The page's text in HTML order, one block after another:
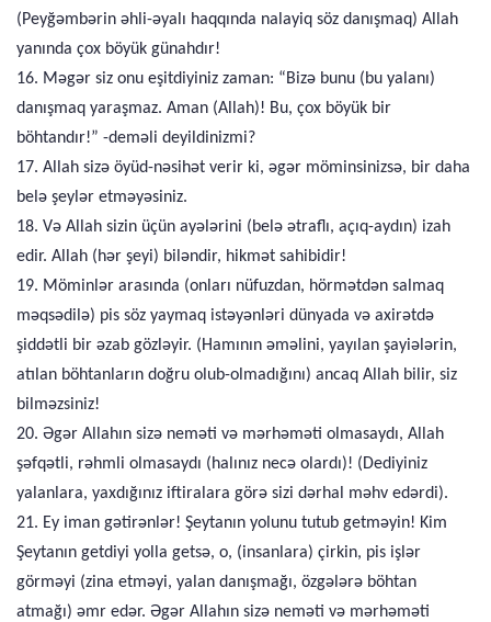
(Peyğəmbərin əhli-əyalı haqqında nalayiq söz danışmaq) Allah
yanında çox böyük günahdır!
16. Məgər siz onu eşitdiyiniz zaman: “Bizə bunu (bu yalanı)
danışmaq yaraşmaz. Aman (Allah)! Bu, çox böyük bir
böhtandır!” -deməli deyildinizmi?
17. Allah sizə öyüd-nəsihət verir ki, əgər möminsinizsə, bir daha
belə şeylər etməyəsiniz.
18. Və Allah sizin üçün ayələrini (belə ətraflı, açıq-aydın) izah
edir. Allah (hər şeyi) biləndir, hikmət sahibidir!
19. Möminlər arasında (onları nüfuzdan, hörmətdən salmaq
məqsədilə) pis söz yaymaq istəyənləri dünyada və axirətdə
şiddətli bir əzab gözləyir. (Hamının əməlini, yayılan şayiələrin,
atılan böhtanların doğru olub-olmadığını) ancaq Allah bilir, siz
bilməzsiniz!
20. Əgər Allahın sizə neməti və mərhəməti olmasaydı, Allah
şəfqətli, rəhmli olmasaydı (halınız necə olardı)! (Dediyiniz
yalanlara, yaxdığınız iftiralara görə sizi dərhal məhv edərdi).
21. Ey iman gətirənlər! Şeytanın yolunu tutub getməyin! Kim
Şeytanın getdiyi yolla getsə, o, (insanlara) çirkin, pis işlər
görməyi (zina etməyi, yalan danışmağı, özgələrə böhtan
atmağı) əmr edər. Əgər Allahın sizə neməti və mərhəməti